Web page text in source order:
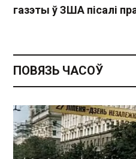
газэты ў ЗША пісалі
ПОВЯЗЬ ЧАСОЎ